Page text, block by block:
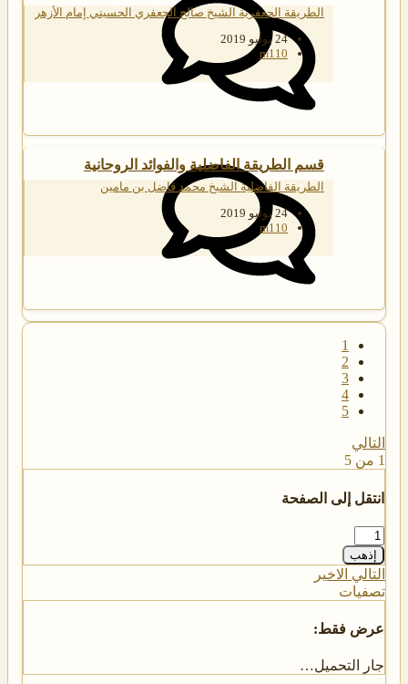
الطريقة الجعفرية الشيخ صالح الجعفري الحسيني إمام الأزهر
24 يوليو 2019
m110
قسم الطريقة الفاضلية والفوائد الروحانية
الطريقة الفاضلية الشيخ محمد فاضل بن مامين
24 يوليو 2019
m110
1
2
3
4
5
التالي
1 من 5
انتقل إلى الصفحة
إذهب
التالي الاخير
تصفيات
عرض فقط:
جار التحميل…